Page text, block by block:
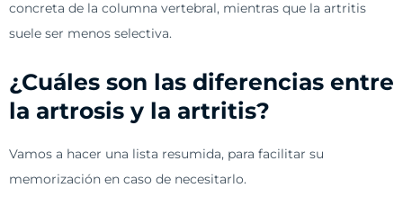
concreta de la columna vertebral, mientras que la artritis
suele ser menos selectiva.
¿Cuáles son las diferencias entre
la artrosis y la artritis?
Vamos a hacer una lista resumida, para facilitar su
memorización en caso de necesitarlo.